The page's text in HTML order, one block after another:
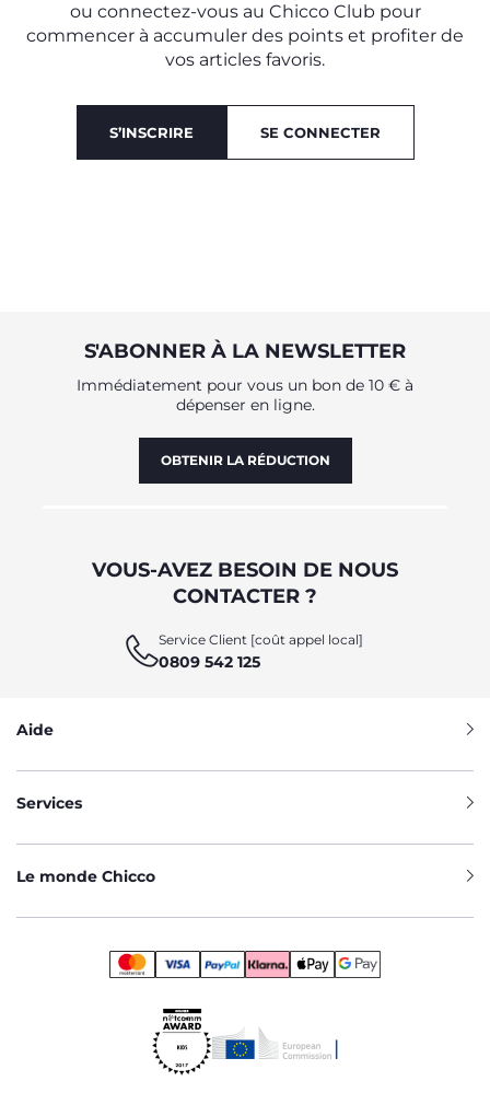
ou connectez-vous au Chicco Club pour
commencer à accumuler des points et profiter de
vos articles favoris.
S’INSCRIRE SE CONNECTER
S'ABONNER À LA NEWSLETTER
Immédiatement pour vous un bon de 10 € à
dépenser en ligne.
OBTENIR LA RÉDUCTION
VOUS-AVEZ BESOIN DE NOUS
CONTACTER ?
Service Client [coût appel local]
0809 542 125
Aide
Services
Le monde Chicco